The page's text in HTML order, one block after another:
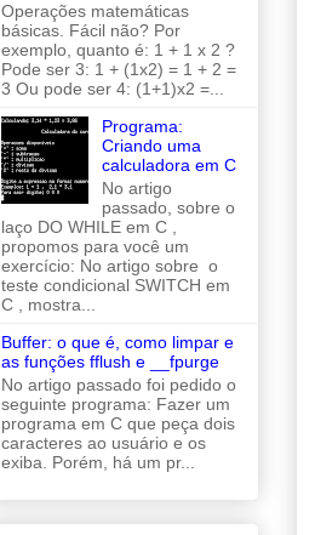
Operações matemáticas
básicas. Fácil não? Por
exemplo, quanto é: 1 + 1 x 2 ?
Pode ser 3: 1 + (1x2) = 1 + 2 =
3 Ou pode ser 4: (1+1)x2 =...
Programa:
Criando uma
calculadora em C
No artigo
passado, sobre o
laço DO WHILE em C ,
propomos para você um
exercício: No artigo sobre o
teste condicional SWITCH em
C , mostra...
Buffer: o que é, como limpar e
as funções fflush e __fpurge
No artigo passado foi pedido o
seguinte programa: Fazer um
programa em C que peça dois
caracteres ao usuário e os
exiba. Porém, há um pr...